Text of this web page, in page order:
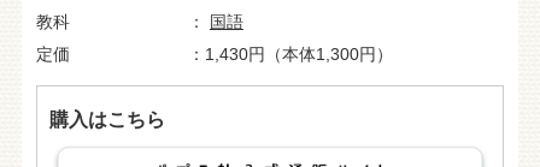
教科
国語
定価
1,430円（本体1,300円）
購入はこちら